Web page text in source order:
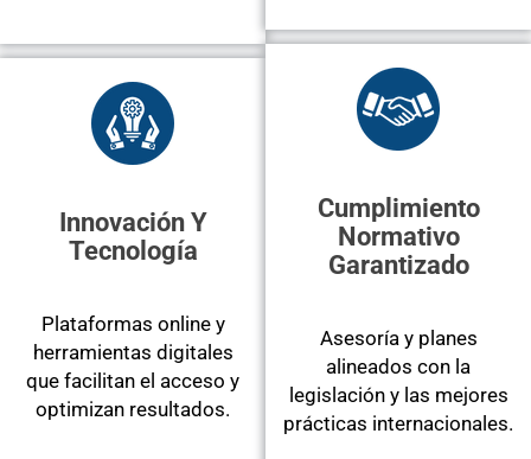
Innovación Y
Tecnología
Plataformas online y
herramientas digitales
que facilitan el acceso y
optimizan resultados.
Cumplimiento
Normativo
Garantizado
Asesoría y planes
alineados con la
legislación y las mejores
prácticas internacionales.